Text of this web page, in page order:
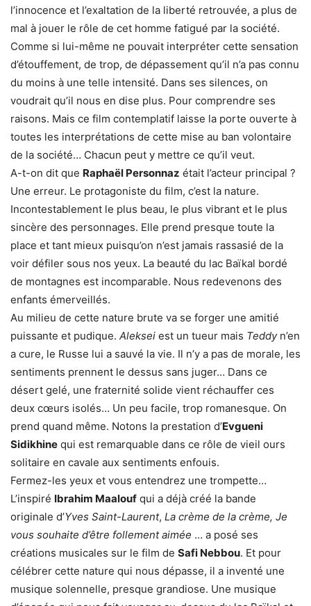
l’innocence et l’exaltation de la liberté retrouvée, a plus de
mal à jouer le rôle de cet homme fatigué par la société.
Comme si lui-même ne pouvait interpréter cette sensation
d’étouffement, de trop, de dépassement qu’il n’a pas connu
du moins à une telle intensité. Dans ses silences, on
voudrait qu’il nous en dise plus. Pour comprendre ses
raisons. Mais ce film contemplatif laisse la porte ouverte à
toutes les interprétations de cette mise au ban volontaire
de la société… Chacun peut y mettre ce qu’il veut.
A-t-on dit que Raphaël Personnaz était l’acteur principal ?
Une erreur. Le protagoniste du film, c’est la nature.
Incontestablement le plus beau, le plus vibrant et le plus
sincère des personnages. Elle prend presque toute la
place et tant mieux puisqu’on n’est jamais rassasié de la
voir défiler sous nos yeux. La beauté du lac Baïkal bordé
de montagnes est incomparable. Nous redevenons des
enfants émerveillés.
Au milieu de cette nature brute va se forger une amitié
puissante et pudique. Aleksei est un tueur mais Teddyn’en
a cure, le Russe lui a sauvé la vie. Il n’y a pas de morale, les
sentiments prennent le dessus sans juger… Dans ce
désert gelé, une fraternité solide vient réchauffer ces
deux cœurs isolés… Un peu facile, trop romanesque. On
prend quand même. Notons la prestation d’Evgueni
Sidikhine qui est remarquable dans ce rôle de vieil ours
solitaire en cavale aux sentiments enfouis.
Fermez-les yeux et vous entendrez une trompette…
L’inspiré Ibrahim Maalouf qui a déjà créé la bande
originale d’Yves Saint-Laurent, La crème de la crème, Je
vous souhaite d’être follement aimée … a posé ses
créations musicales sur le film de Safi Nebbou. Et pour
célébrer cette nature qui nous dépasse, il a inventé une
musique solennelle, presque grandiose. Une musique